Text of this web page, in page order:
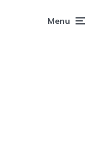
Menu